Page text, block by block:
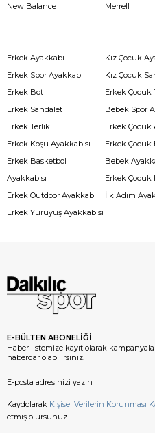
New Balance
Merrell
Erkek Ayakkabı
Erkek Spor Ayakkabı
Erkek Bot
Erkek Sandalet
Erkek Terlik
Erkek Koşu Ayakkabısı
Erkek Basketbol
Ayakkabısı
Erkek Outdoor Ayakkabı
Erkek Yürüyüş Ayakkabısı
Kız Çocuk
Kız Çocuk
Erkek Çocuk
Bebek Spor
Erkek Çocuk
Erkek Çocuk
Bebek
Erkek Çocuk
İlk Adım
E-BÜLTEN ABONELİĞİ
Haber listemize kayıt olarak
haberdar olabilirsiniz.
Kaydolarak Kişisel Verilerin Korunması
etmiş olursunuz.